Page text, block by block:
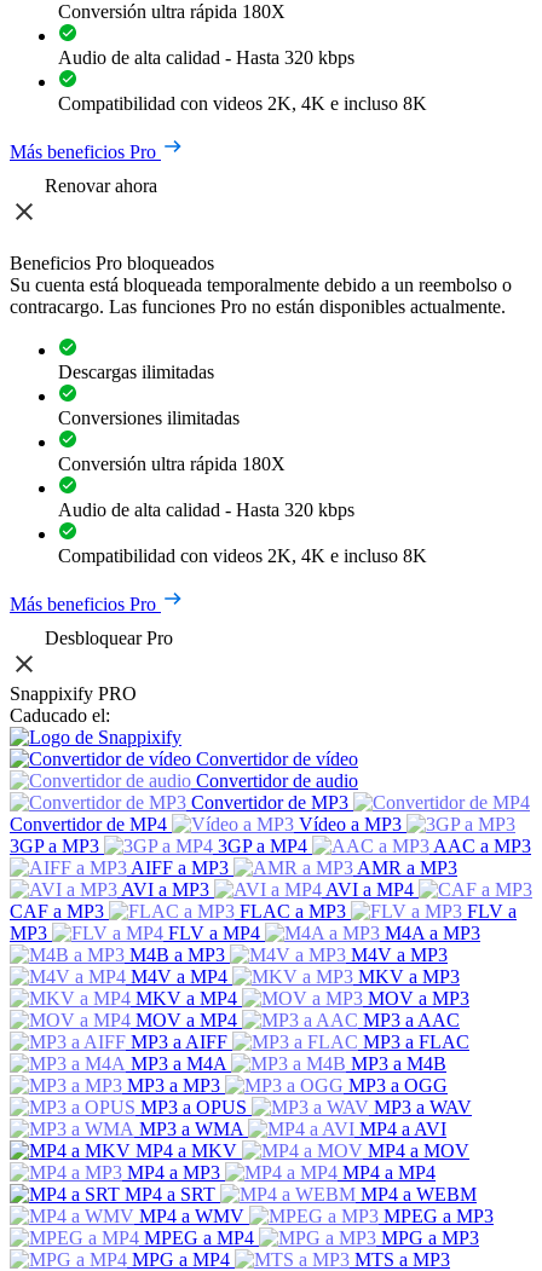
Conversión ultra rápida 180X
Audio de alta calidad - Hasta 320 kbps
Compatibilidad con videos 2K, 4K e incluso 8K
Más beneficios Pro
Renovar ahora
Beneficios Pro bloqueados
Su cuenta está bloqueada temporalmente debido a un reembolso o
contracargo. Las funciones Pro no están disponibles actualmente.
Descargas ilimitadas
Conversiones ilimitadas
Conversión ultra rápida 180X
Audio de alta calidad - Hasta 320 kbps
Compatibilidad con videos 2K, 4K e incluso 8K
Más beneficios Pro
Desbloquear Pro
Snappixify PRO
Caducado el:
Convertidor de vídeo
Convertidor de audio
Convertidor de MP3
Convertidor de MP4
Vídeo a MP3
3GP a MP3
3GP a MP4
AAC a MP3
AIFF a MP3
AMR a MP3
AVI a MP3
AVI a MP4
CAF a MP3
FLAC a MP3
FLV a
MP3
FLV a MP4
M4A a MP3
M4B a MP3
M4V a MP3
M4V a MP4
MKV a MP3
MKV a MP4
MOV a MP3
MOV a MP4
MP3 a AAC
MP3 a AIFF
MP3 a FLAC
MP3 a M4A
MP3 a M4B
MP3 a MP3
MP3 a OGG
MP3 a OPUS
MP3 a WAV
MP3 a WMA
MP4 a AVI
MP4 a MKV
MP4 a MOV
MP4 a MP3
MP4 a MP4
MP4 a SRT
MP4 a WEBM
MP4 a WMV
MPEG a MP3
MPEG a MP4
MPG a MP3
MPG a MP4
MTS a MP3